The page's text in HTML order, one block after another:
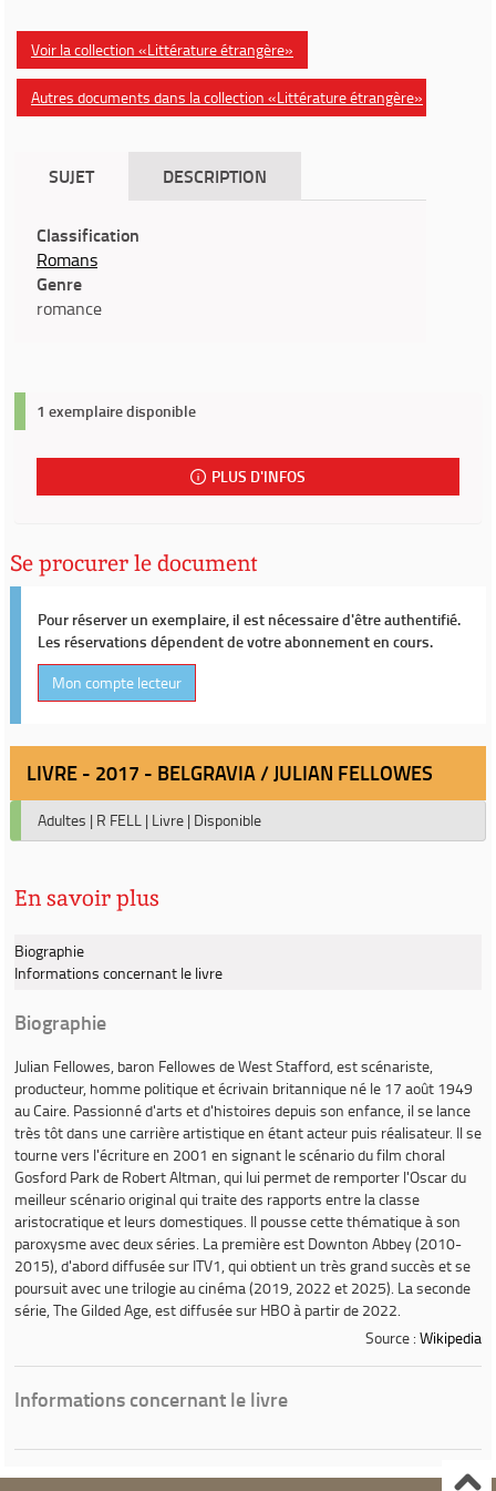
Voir la collection «Littérature étrangère»
Autres documents dans la collection «Littérature étrangère»
SUJET DESCRIPTION
Classification
Romans
Genre
romance
1 exemplaire disponible
PLUS D'INFOS
Se procurer le document
Pour réserver un exemplaire, il est nécessaire d'être authentifié.
Les réservations dépendent de votre abonnement en cours.
Mon compte lecteur
LIVRE - 2017 - BELGRAVIA / JULIAN FELLOWES
Adultes | R FELL | Livre | Disponible
En savoir plus
Biographie
Informations concernant le livre
Biographie
Julian Fellowes, baron Fellowes de West Stafford, est scénariste,
producteur, homme politique et écrivain britannique né le 17 août 1949
au Caire. Passionné d'arts et d'histoires depuis son enfance, il se lance
très tôt dans une carrière artistique en étant acteur puis réalisateur. Il se
tourne vers l'écriture en 2001 en signant le scénario du film choral
Gosford Parkde Robert Altman, qui lui permet de remporter l'Oscar du
meilleur scénario original qui traite des rapports entre la classe
aristocratique et leurs domestiques. Il pousse cette thématique à son
paroxysme avec deux séries. La première est Downton Abbey(2010-
2015), d'abord diffusée sur ITV1, qui obtient un très grand succès et se
poursuit avec une trilogie au cinéma (2019, 2022 et 2025). La seconde
série,The Gilded Age, est diffusée sur HBO à partir de 2022.
Source : Wikipedia
Informations concernant le livre